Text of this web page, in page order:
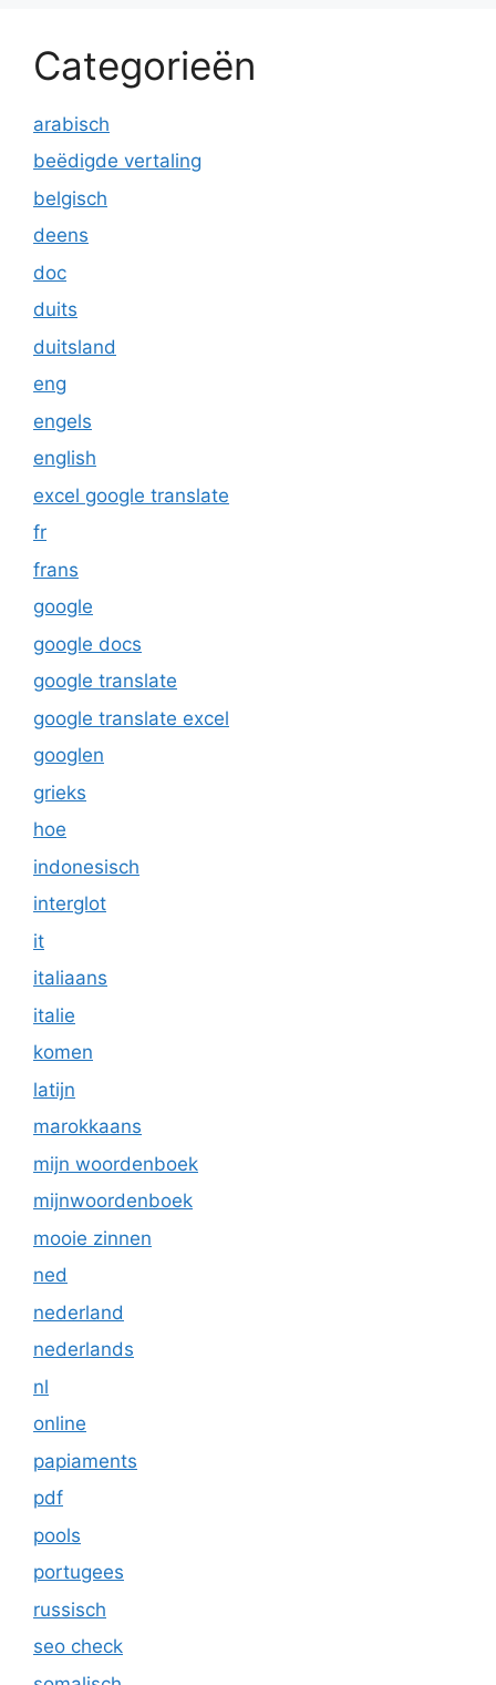
Categorieën
arabisch
beëdigde vertaling
belgisch
deens
doc
duits
duitsland
eng
engels
english
excel google translate
fr
frans
google
google docs
google translate
google translate excel
googlen
grieks
hoe
indonesisch
interglot
it
italiaans
italie
komen
latijn
marokkaans
mijn woordenboek
mijnwoordenboek
mooie zinnen
ned
nederland
nederlands
nl
online
papiaments
pdf
pools
portugees
russisch
seo check